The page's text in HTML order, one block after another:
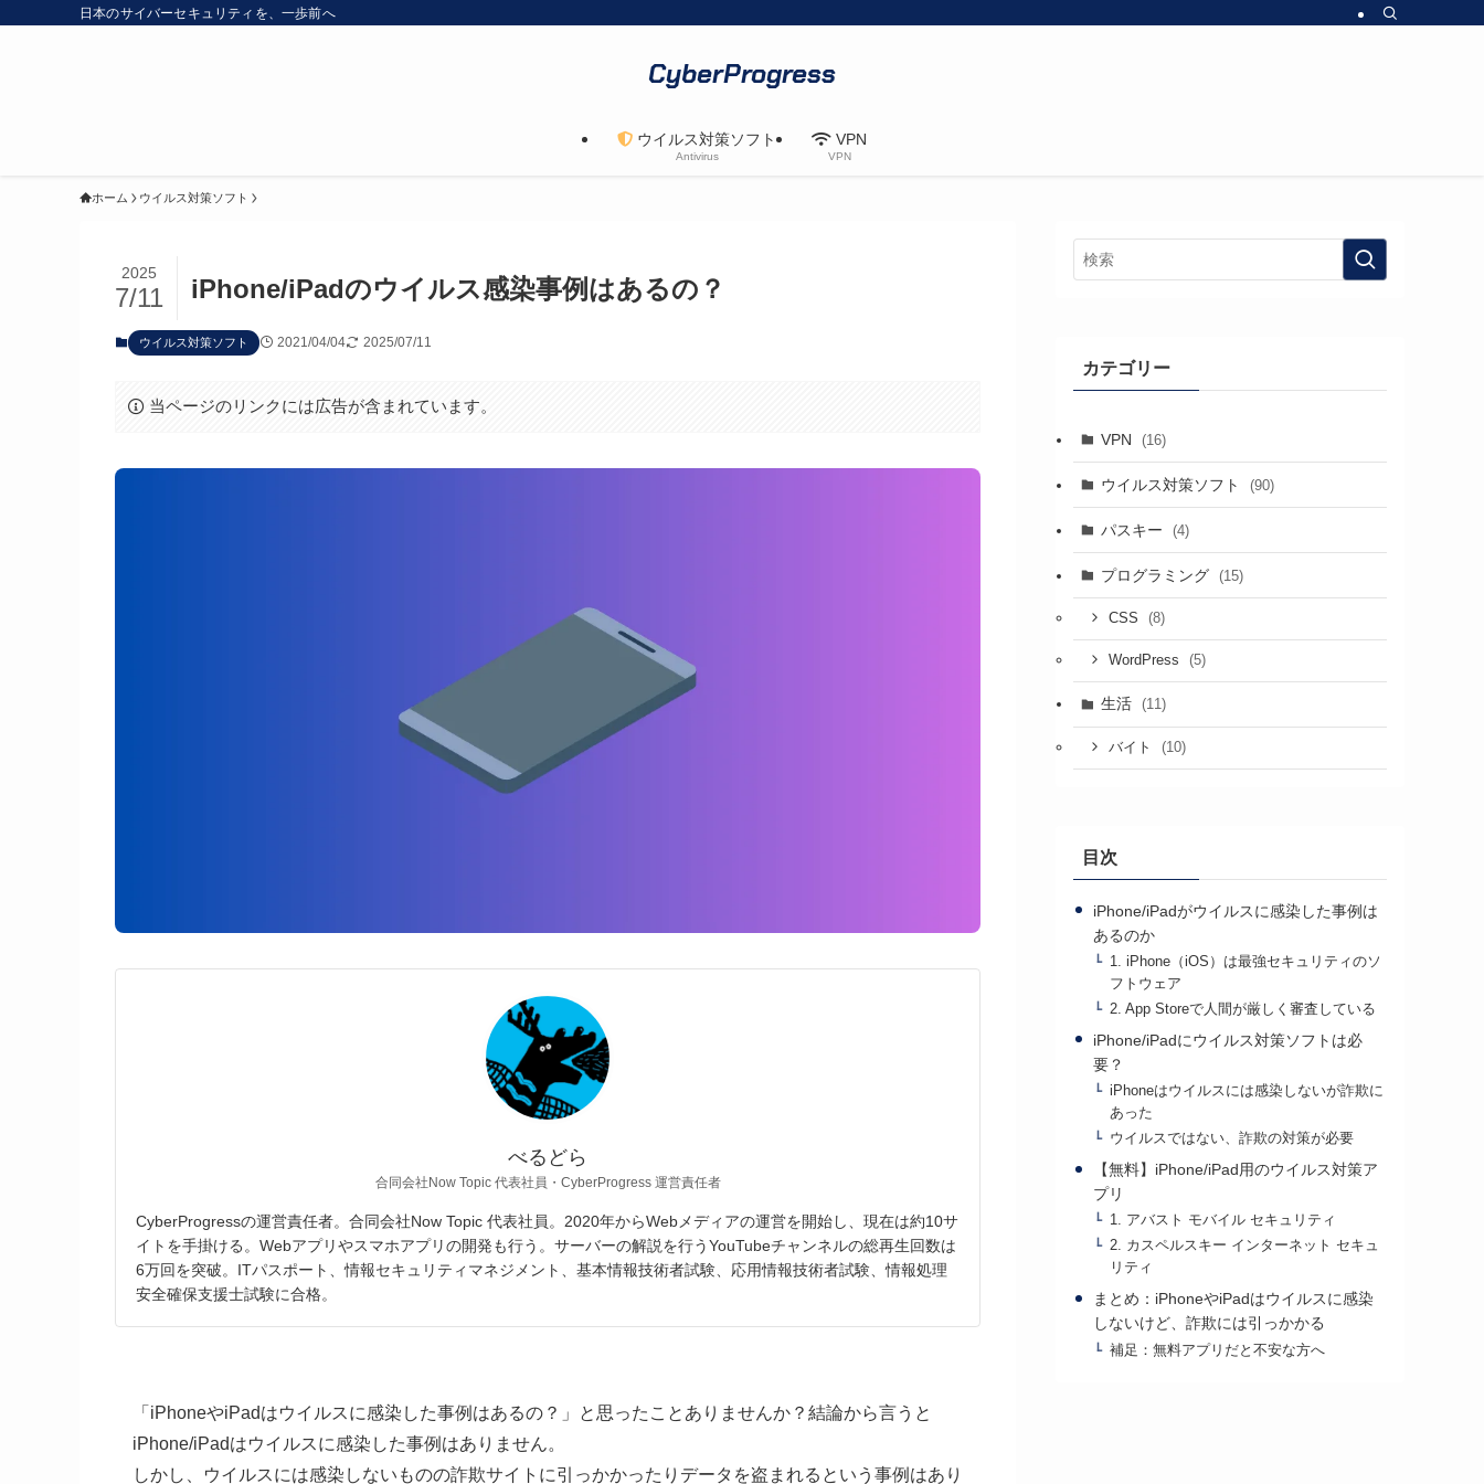
日本のサイバーセキュリティを、一歩前へ
CyberProgress
ウイルス対策ソフト
Antivirus
VPN
VPN
ホーム ウイルス対策ソフト
iPhone/iPadのウイルス感染事例はあるの？
2025
7/11
ウイルス対策ソフト 2021/04/04 2025/07/11
当ページのリンクには広告が含まれています。
べるどら
合同会社Now Topic 代表社員・CyberProgress 運営責任者
CyberProgressの運営責任者。合同会社Now Topic 代表社員。2020年からWebメディアの運営を開始し、現在は約10サ
イトを手掛ける。Webアプリやスマホアプリの開発も行う。サーバーの解説を行うYouTubeチャンネルの総再生回数は
6万回を突破。ITパスポート、情報セキュリティマネジメント、基本情報技術者試験、応用情報技術者試験、情報処理
安全確保支援士試験に合格。
「iPhoneやiPadはウイルスに感染した事例はあるの？」と思ったことありませんか？結論から言うと
iPhone/iPadはウイルスに感染した事例はありません。
しかし、ウイルスには感染しないものの詐欺サイトに引っかかったりデータを盗まれるという事例はあり
カテゴリー
VPN (16)
ウイルス対策ソフト (90)
パスキー (4)
プログラミング (15)
CSS (8)
WordPress (5)
生活 (11)
バイト (10)
目次
iPhone/iPadがウイルスに感染した事例は
あるのか
1. iPhone（iOS）は最強セキュリティのソ
フトウェア
2. App Storeで人間が厳しく審査している
iPhone/iPadにウイルス対策ソフトは必
要？
iPhoneはウイルスには感染しないが詐欺に
あった
ウイルスではない、詐欺の対策が必要
【無料】iPhone/iPad用のウイルス対策ア
プリ
1. アバスト モバイル セキュリティ
2. カスペルスキー インターネット セキュ
リティ
まとめ：iPhoneやiPadはウイルスに感染
しないけど、詐欺には引っかかる
補足：無料アプリだと不安な方へ